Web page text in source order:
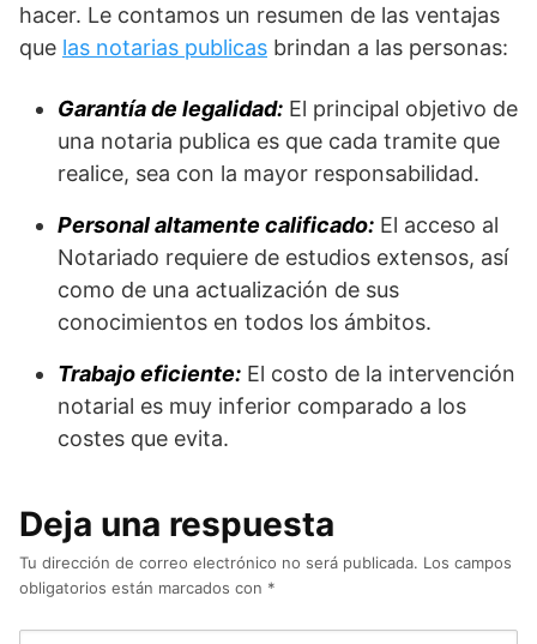
hacer. Le contamos un resumen de las ventajas
que las notarias publicas brindan a las personas:
Garantía de legalidad: El principal objetivo de
una notaria publica es que cada tramite que
realice, sea con la mayor responsabilidad.
Personal altamente calificado: El acceso al
Notariado requiere de estudios extensos, así
como de una actualización de sus
conocimientos en todos los ámbitos.
Trabajo eficiente: El costo de la intervención
notarial es muy inferior comparado a los
costes que evita.
Deja una respuesta
Tu dirección de correo electrónico no será publicada. Los campos
obligatorios están marcados con *